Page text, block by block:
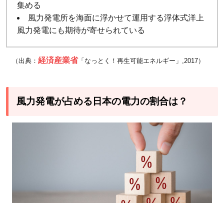
集める
風力発電所を海面に浮かせて運用する浮体式洋上
風力発電にも期待が寄せられている
（出典： 経済産業省「なっとく！再生可能エネルギー」,2017）
風力発電が占める日本の電力の割合は？